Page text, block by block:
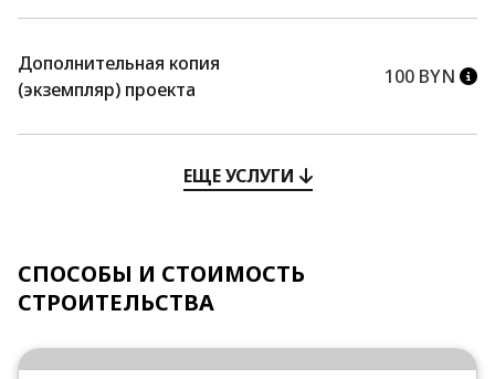
Дополнительная копия
(экземпляр) проекта
100 BYN
ЕЩЕ УСЛУГИ
СПОСОБЫ И СТОИМОСТЬ
СТРОИТЕЛЬСТВА